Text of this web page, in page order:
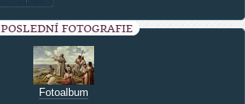
POSLEDNÍ FOTOGRAFIE
Fotoalbum